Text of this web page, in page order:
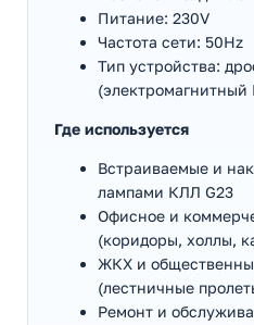
Питание: 230V
Частота сети: 50Hz
Тип устройства:
(электромагнитный
Где используется
Встраиваемые и
лампами КЛЛ G23
Офисное и
(коридоры, холлы,
ЖКХ и
(лестничные
Ремонт и